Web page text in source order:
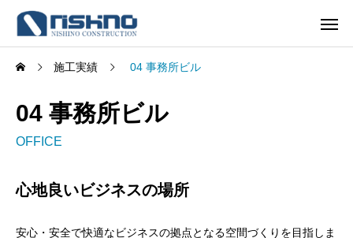
施工実績 04 事務所ビル
04 事務所ビル
OFFICE
心地良いビジネスの場所
安心・安全で快適なビジネスの拠点となる空間づくりを目指しま